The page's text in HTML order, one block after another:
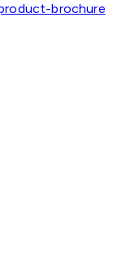
brochure